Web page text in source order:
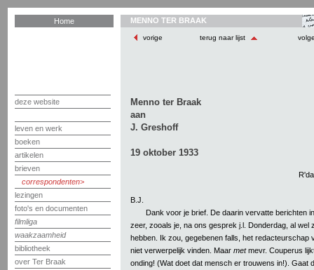
Home
deze website
leven en werk
boeken
artikelen
brieven
correspondenten
lezingen
foto's en documenten
filmliga
waakzaamheid
bibliotheek
over Ter Braak
MENNO TER BRAAK
vorige terug naar lijst
Menno ter Braak
aan
J. Greshoff
19 oktober 1933
B.J.
Dank voor je brief. De daarin vervatte berichten
zeer, zooals je, na ons gesprek j.l. Donderdag, al wel
hebben. Ik zou, gegebenen falls, het redacteurschap
niet verwerpelijk vinden. Maar metmevr. Couperus
onding! (Wat doet dat mensch er trouwens in!). Gaat